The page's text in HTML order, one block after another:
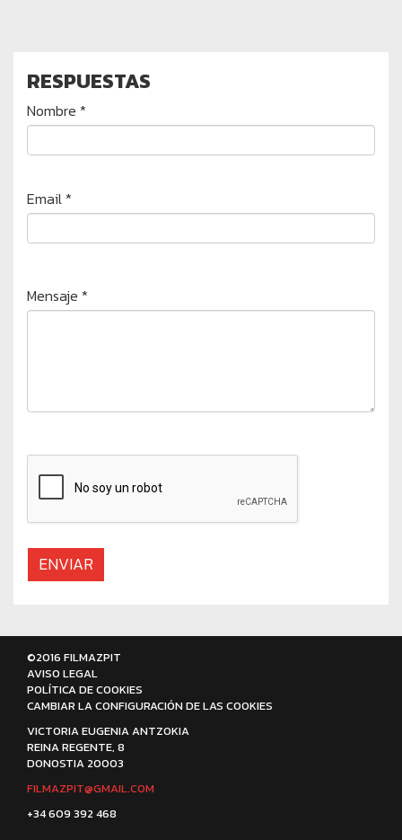
RESPUESTAS
Nombre *
Email *
Mensaje *
ENVIAR
©2016 FILMAZPIT
AVISO LEGAL
POLÍTICA DE COOKIES
CAMBIAR LA CONFIGURACIÓN DE LAS COOKIES
VICTORIA EUGENIA ANTZOKIA
REINA REGENTE, 8
DONOSTIA 20003
FILMAZPIT@GMAIL.COM
+34 609 392 468